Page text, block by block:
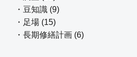
・豆知識 (9)
・足場 (15)
・長期修繕計画 (6)